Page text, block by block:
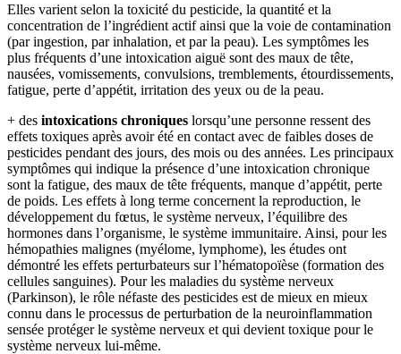
Elles varient selon la toxicité du pesticide, la quantité et la
concentration de l’ingrédient actif ainsi que la voie de contamination
(par ingestion, par inhalation, et par la peau). Les symptômes les
plus fréquents d’une intoxication aiguë sont des maux de tête,
nausées, vomissements, convulsions, tremblements, étourdissements,
fatigue, perte d’appétit, irritation des yeux ou de la peau.
+ des intoxications chroniques lorsqu’une personne ressent des
effets toxiques après avoir été en contact avec de faibles doses de
pesticides pendant des jours, des mois ou des années. Les principaux
symptômes qui indique la présence d’une intoxication chronique
sont la fatigue, des maux de tête fréquents, manque d’appétit, perte
de poids. Les effets à long terme concernent la reproduction, le
développement du fœtus, le système nerveux, l’équilibre des
hormones dans l’organisme, le système immunitaire. Ainsi, pour les
hémopathies malignes (myélome, lymphome), les études ont
démontré les effets perturbateurs sur l’hématopoïèse (formation des
cellules sanguines). Pour les maladies du système nerveux
(Parkinson), le rôle néfaste des pesticides est de mieux en mieux
connu dans le processus de perturbation de la neuroinflammation
sensée protéger le système nerveux et qui devient toxique pour le
système nerveux lui-même.